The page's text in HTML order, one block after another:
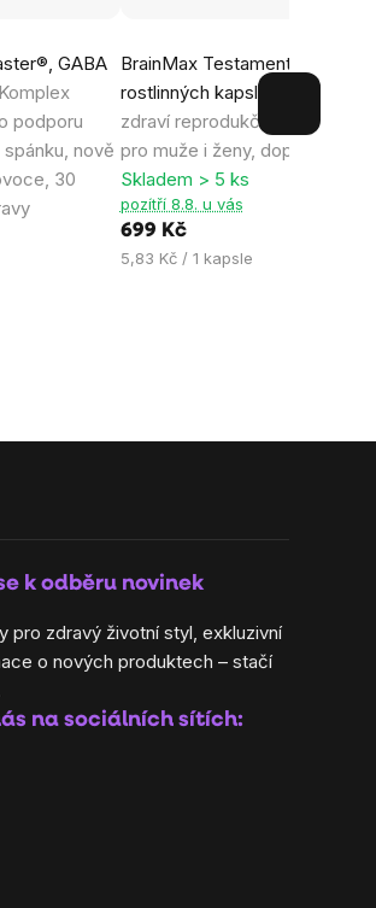
GABA
Komplex
podporu
nově
30
BrainMax Testamento®, 120
rostlinných kapslí
K podpoře
zdraví reprodukčního systému
pro muže i ženy, doplněk
hodnocení
produktu
je
4,8
z
5
hvězdiček.
Skladem > 5 ks
pozítří 8.8. u vás
699 Kč
Měrná
5,83 Kč / 1 kapsle
k odběru novinek
pro zdravý životní styl, exkluzivní
o nových produktech – stačí
na sociálních sítích: